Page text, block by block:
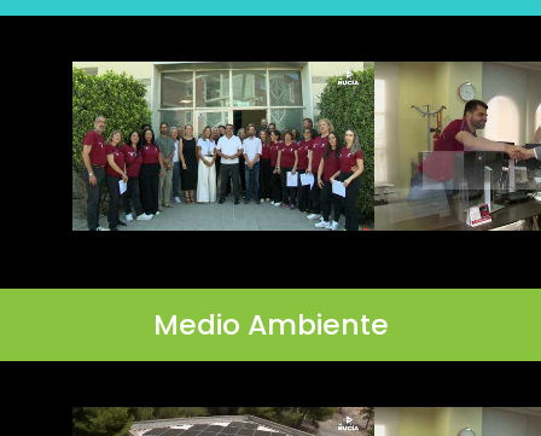
Medio Ambiente